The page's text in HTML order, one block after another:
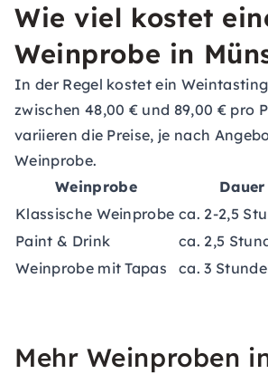
Wie viel kostet
Weinprobe in
In der Regel kostet ein
zwischen 48,00 € und 89,00 € pro
variieren die Preise, je nach
Weinprobe.
Weinprobe
Dauer
Klassische Weinprobe ca. 2-2,5
Paint & Drink
ca. 2,5
Weinprobe mit Tapas
ca. 3
Mehr Weinproben